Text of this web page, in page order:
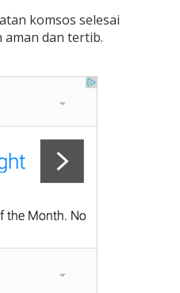
komsos selesai
aman dan tertib.